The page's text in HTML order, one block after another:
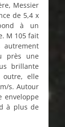
Messier
de 5,4 x
à un
M 105 fait
près une
brillante
elle
s. Autour
enveloppe
à plus de